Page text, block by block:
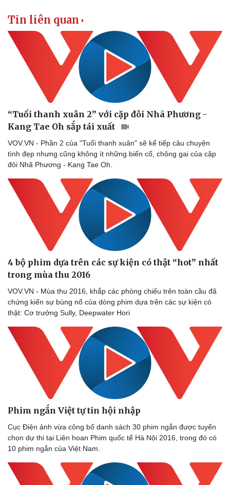
Sức khỏe
Dinh dưỡng - món ngon
Sản phụ khoa
Nam khoa
Làm đẹp - giảm cân
Phòng mạch online
Ăn sạch sống khỏe
Đời sống
Nhà đẹp
Blog
Tình yêu - Gia đình
Tin liên quan
“Tuổi thanh xuân 2” với cặp đôi Nhã Phương -
Kang Tae Oh sắp tái xuất
VOV.VN - Phần 2 của "Tuổi thanh xuân" sẽ kể tiếp câu chuyện
tình đẹp nhưng cũng không ít những biến cố, chông gai của cặp
đôi Nhã Phương - Kang Tae Oh.
4 bộ phim dựa trên các sự kiện có thật “hot” nhất
trong mùa thu 2016
VOV.VN - Mùa thu 2016, khắp các phòng chiếu trên toàn cầu đã
chứng kiến sự bùng nổ của dòng phim dựa trên các sự kiện có
thật: Cơ trưởng Sully, Deepwater Hori
Phim ngắn Việt tự tin hội nhập
Cục Điện ảnh vừa công bố danh sách 30 phim ngắn được tuyển
chọn dự thi tại Liên hoan Phim quốc tế Hà Nội 2016, trong đó có
10 phim ngắn của Việt Nam.